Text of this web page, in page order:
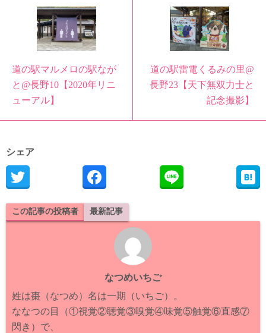
道の駅マルメロの駅なが
と@長野10【2020年リニ
ューアル】
道の駅雷電くるみの里@
長野23【天下無双力士と
記念撮影】
シェア
この記事の投稿者 最新記事
なつめいちご
姓は棗（なつめ）名は一期（いちご）。
ななつの目（①視覚②聴覚③嗅覚④味覚⑤触覚⑥直感⑦
閃き）で、